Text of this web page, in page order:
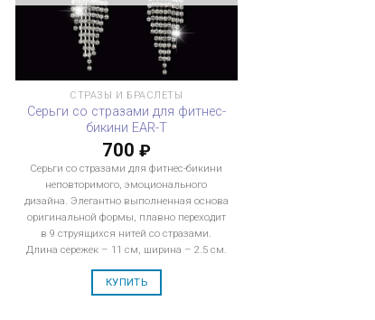
СТРАЗЫ И БРАСЛЕТЫ
Серьги со стразами для фитнес-
бикини EAR-T
700 ₽
Серьги со стразами для фитнес-бикини
неповторимого, эмоционального
дизайна. Элегантно выполненная основа
оригинальной формы, плавно переходит
в 9 струящихся нитей со стразами.
Длина сережек – 11 см, ширина – 2.5 см.
КУПИТЬ